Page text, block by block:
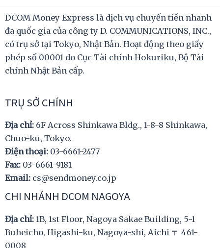
DCOM Money Express là dịch vụ chuyển tiền nhanh
đa quốc gia của công ty D. COMMUNICATIONS, INC.,
có trụ sở tại Tokyo, Nhật Bản. Hoạt động theo giấy
phép số 00001 do Cục Tài chính Hokuriku, Bộ Tài
chính Nhật Bản cấp.
TRỤ SỞ CHÍNH
Địa chỉ: 6F Across Shinkawa Bldg., 1-8-8 Shinkawa,
Chuo-ku, Tokyo.
Điện thoại: 03-6661-2477
Fax: 03-6661-9181
Email: cs@sendmoney.co.jp
CHI NHÁNH DCOM NAGOYA
Địa chỉ: 1B, 1st Floor, Nagoya Sakae Building, 5-1
Buheicho, Higashi-ku, Nagoya-shi, Aichi 〒 461-
0008